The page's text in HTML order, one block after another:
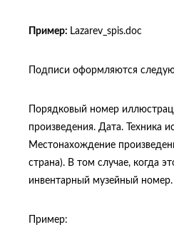
Пример: Lazarev_spis.doc
Подписи оформляются
Порядковый номер
произведения. Дата. Техника
Местонахождение
страна). В том случае, когда
инвентарный музейный номер.
Пример: